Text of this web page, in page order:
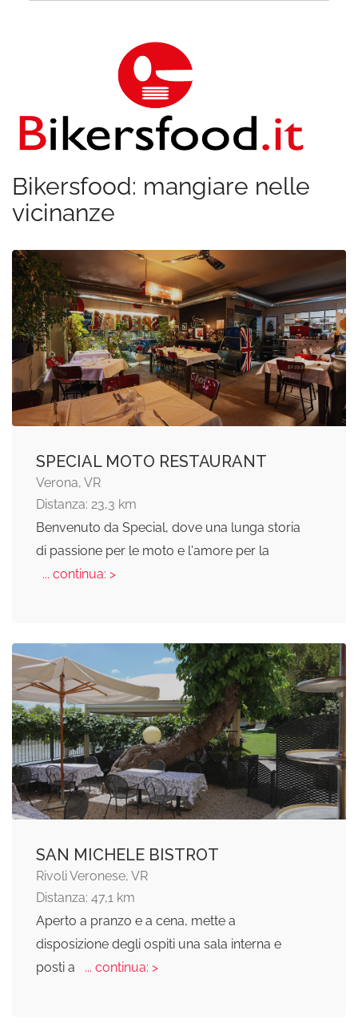
Bikersfood: mangiare nelle
vicinanze
SPECIAL MOTO RESTAURANT
Verona, VR
Distanza: 23,3 km
Benvenuto da Special, dove una lunga storia
di passione per le moto e l'amore per la
... continua: >
SAN MICHELE BISTROT
Rivoli Veronese, VR
Distanza: 47,1 km
Aperto a pranzo e a cena, mette a
disposizione degli ospiti una sala interna e
posti a
... continua: >